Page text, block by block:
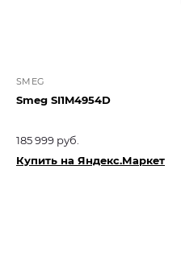
SMEG
Smeg SI1M4954D
185 999 руб.
Купить на Яндекс.Маркет